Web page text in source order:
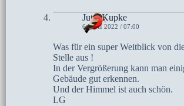
Jutta Kupke
6. MAI 2022 / 07:00
Was für ein super Weitblick von
Stelle aus !
In der Vergrößerung kann man
Gebäude gut erkennen.
Und der Himmel ist auch schön.
LG